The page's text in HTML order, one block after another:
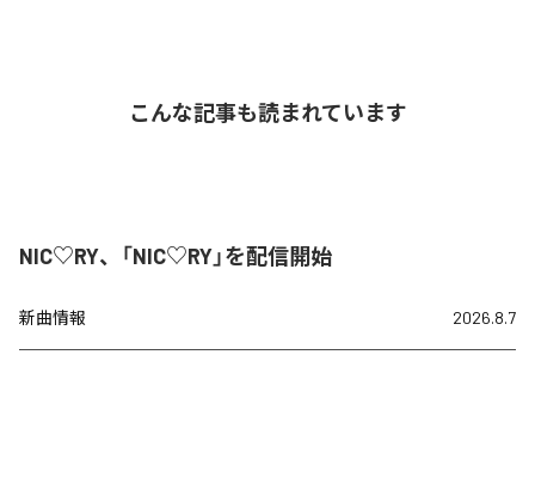
こんな記事も読まれています
NIC♡RY、「NIC♡RY」を配信開始
新曲情報 2026.8.7